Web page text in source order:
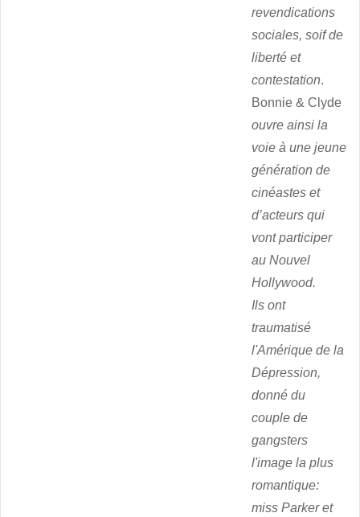
revendications
sociales, soif de
liberté et
contestation.
Bonnie & Clyde
ouvre ainsi la
voie à une jeune
génération de
cinéastes et
d’acteurs qui
vont participer
au Nouvel
Hollywood.
Ils ont
traumatisé
l'Amérique de la
Dépression,
donné du
couple de
gangsters
l'image la plus
romantique:
miss Parker et